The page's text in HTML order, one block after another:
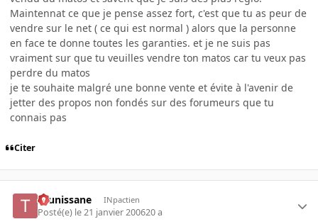
Maintennat ce que je pense assez fort, c'est que tu as peur de
vendre sur le net ( ce qui est normal ) alors que la personne
en face te donne toutes les garanties. et je ne suis pas
vraiment sur que tu veuilles vendre ton matos car tu veux pas
perdre du matos
je te souhaite malgré une bonne vente et évite à l'avenir de
jetter des propos non fondés sur des forumeurs que tu
connais pas
Citer
tounissane INpactien
Posté(e) le 21 janvier 200620 a